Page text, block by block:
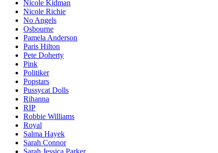
Nicole Kidman
Nicole Richie
No Angels
Osbourne
Pamela Anderson
Paris Hilton
Pete Doherty
Pink
Politiker
Popstars
Pussycat Dolls
Rihanna
RIP
Robbie Williams
Royal
Salma Hayek
Sarah Connor